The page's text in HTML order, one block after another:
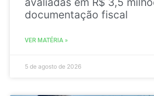
documentação fiscal
VER MATÉRIA »
5 de agosto de 2026